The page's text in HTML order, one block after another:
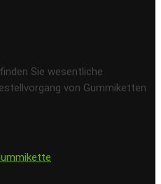
Sie wesentliche
von Gummiketten